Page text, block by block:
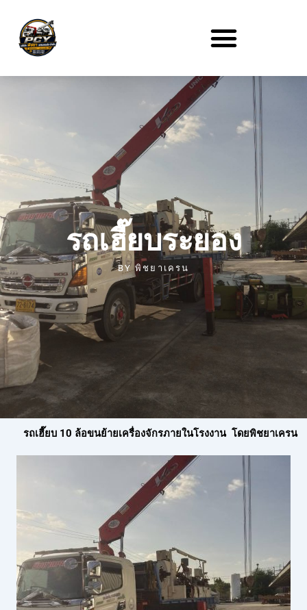
รถเฮี๊ยบระยอง
BY พิชยาเครน
รถเฮี๊ยบ 10 ล้อขนย้ายเครื่องจักรภายในโรงงาน โดยพิชยาเครน